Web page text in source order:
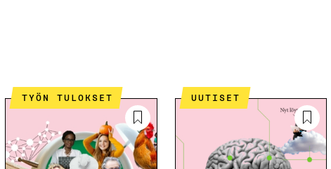
TYÖN TULOKSET UUTISET